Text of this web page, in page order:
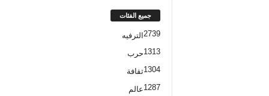
جميع الفئات
الترفيه 2739
حرب1313
ثقافة1304
عالم1287